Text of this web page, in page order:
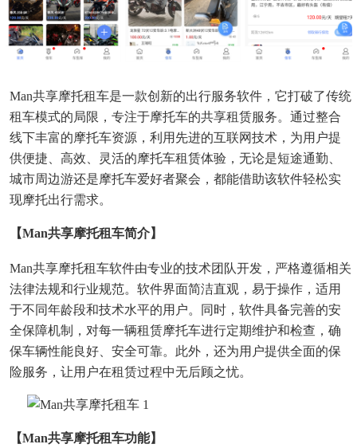
Man共享摩托租车是一款创新的出行服务软件，它打破了传统
租车模式的局限，专注于摩托车的共享租赁服务。通过整合
线下丰富的摩托车资源，利用先进的互联网技术，为用户提
供便捷、高效、灵活的摩托车租赁体验，无论是短途通勤、
城市周边游还是摩托车爱好者聚会，都能借助该软件轻松实
现摩托出行需求。
【man共享摩托租车简介】
Man共享摩托租车软件由专业的技术团队开发，严格遵循相关
法律法规和行业规范。软件界面简洁直观，易于操作，适用
于不同年龄段和技术水平的用户。同时，软件具备完善的安
全保障机制，对每一辆租赁摩托车进行定期维护和检查，确
保车辆性能良好、安全可靠。此外，还为用户提供全面的保
险服务，让用户在租赁过程中无后顾之忧。
【man共享摩托租车功能】